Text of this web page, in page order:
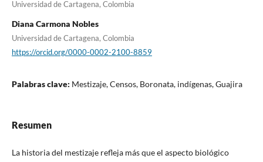
Universidad de Cartagena, Colombia
Diana Carmona Nobles
Universidad de Cartagena, Colombia
https://orcid.org/0000-0002-2100-8859
Palabras clave: Mestizaje, Censos, Boronata, indígenas, Guajira
Resumen
La historia del mestizaje refleja más que el aspecto biológico